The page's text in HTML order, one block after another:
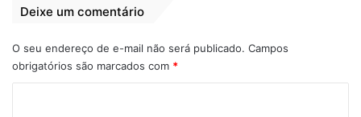
Ao lado Iracema
apoiadores e lança
sua pré-
candidatura
pronunciamento e
19 de novembro de 2020
Deixe um comentário
O seu endereço de e-mail não será publicado. Campos
obrigatórios são marcados com *